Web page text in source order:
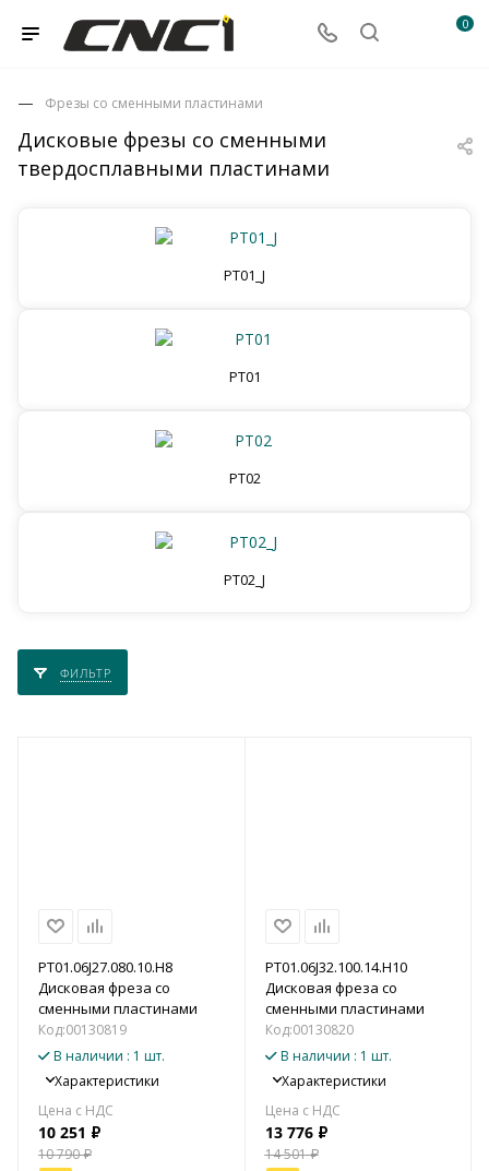
0
Дисковые фрезы со сменными
твердосплавными пластинами
Фрезы со сменными пластинами
PT01_J
PT01
PT02
PT02_J
ФИЛЬТР
PT01.06J27.080.10.H8
Дисковая фреза со
сменными пластинами
Код:00130819
В наличии : 1 шт.
Характеристики
10 251 ₽
10 790₽
PT01.06J32.100.14.H10
Дисковая фреза со
сменными пластинами
Код:00130820
В наличии : 1 шт.
Характеристики
13 776₽
14 501₽